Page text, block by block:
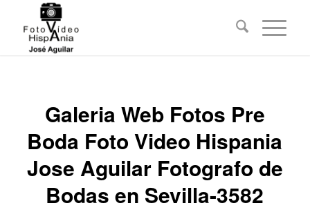
Galeria Web Fotos Pre
Boda Foto Video Hispania
Jose Aguilar Fotografo de
Bodas en Sevilla-3582